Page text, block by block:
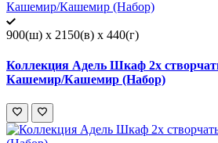
900(ш) x 2150(в) x 440(г)
Коллекция Адель Шкаф 2х
Кашемир/Кашемир (Набор)